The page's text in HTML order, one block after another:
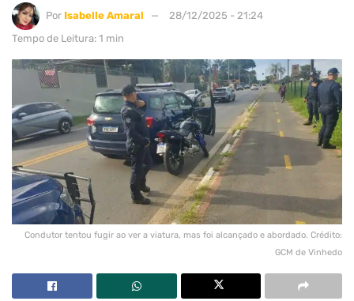
Por Isabelle Amaral
28/12/2025 - 21:24
Tempo de Leitura: 1 min
Condutor tentou fugir ao ver a viatura, mas foi alcançado e abordado. Crédito:
GCM de Vinhedo